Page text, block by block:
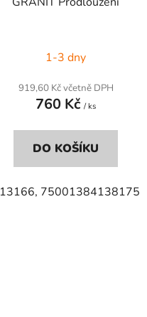
1-3 dny
919,60 Kč včetně DPH
760 Kč / ks
DO KOŠÍKU
13166, 75001384138175